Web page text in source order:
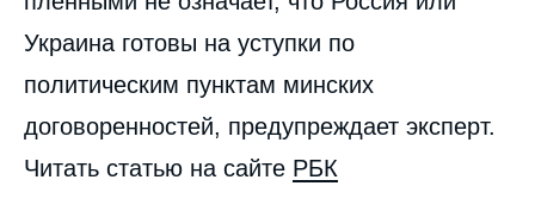
Украина готовы на уступки по
политическим пунктам минских
договоренностей, предупреждает эксперт.
Читать статью на сайте РБК